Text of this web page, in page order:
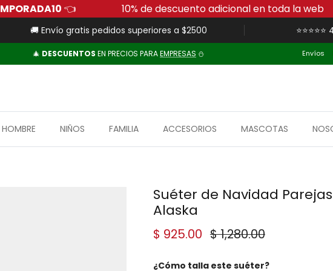
FUERADETEMPORADA10 👈 10% de descuento adicional en
🚚 Envío gratis pedidos superiores a $2500
🎄 DESCUENTOS EN PRECIOS PARAEMPRESAS ⛄ Envíos
HOMBRE NIÑOS FAMILIA ACCESORIOS MASCOTAS
Suéter de Navidad
Alaska
Precio de venta
$ 925.00 Precio normal
$ 1,280.00
¿Cómo talla este suéter?